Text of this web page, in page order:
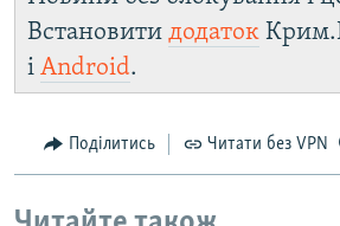
Встановити додаток
і Android.
Поділитись Читати без VPN